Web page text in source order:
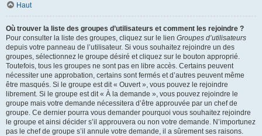
Haut
Où trouver la liste des groupes d’utilisateurs et comment les rejoindre ?
Pour consulter la liste des groupes, cliquez sur le lien Groupes d’utilisateurs
depuis votre panneau de l’utilisateur. Si vous souhaitez rejoindre un des
groupes, sélectionnez le groupe désiré et cliquez sur le bouton approprié.
Toutefois, tous les groupes ne sont pas en libre accès. Certains peuvent
nécessiter une approbation, certains sont fermés et d’autres peuvent même
être masqués. Si le groupe est dit « Ouvert », vous pouvez le rejoindre
librement. Si le groupe est dit « À la demande », vous pouvez rejoindre le
groupe mais votre demande nécessitera d’être approuvée par un chef de
groupe. Ce dernier pourra vous demander pourquoi vous souhaitez rejoindre
le groupe et ainsi décider s’il approuvera ou non votre demande. N’importunez
pas le chef de groupe s’il annule votre demande, il a sûrement ses raisons.